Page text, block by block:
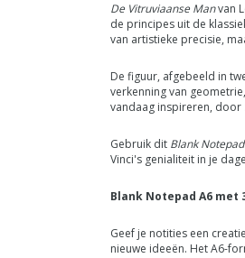
De Vitruviaanse Manvan
de principes uit de
van artistieke precisie,
De figuur, afgebeeld in
verkenning van
vandaag inspireren, door
Gebruik dit Blank
Vinci's genialiteit in je
Blank Notepad A6 met
Geef je notities een
nieuwe ideeën. Het A6-